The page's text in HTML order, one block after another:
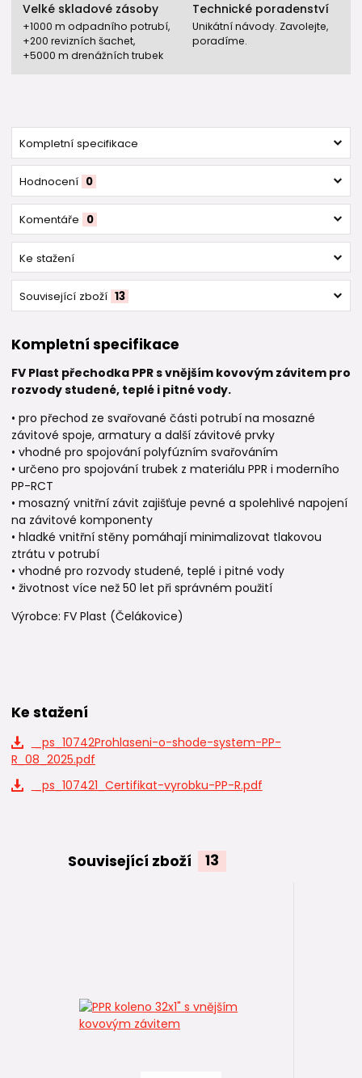
Velké skladové zásoby
+1000 m odpadního potrubí,
+200 revizních šachet,
+5000 m drenážních trubek
Technické poradenství
Unikátní návody. Zavolejte,
poradíme.
Kompletní specifikace
Hodnocení 0
Komentáře 0
Ke stažení
Související zboží 13
Kompletní specifikace
FV Plast přechodka PPR s vnějším kovovým závitem pro
rozvody studené, teplé i pitné vody.
• pro přechod ze svařované části potrubí na mosazné
závitové spoje, armatury a další závitové prvky
• vhodné pro spojování polyfúzním svařováním
• určeno pro spojování trubek z materiálu PPR i moderního
PP-RCT
• mosazný vnitřní závit zajišťuje pevné a spolehlivé napojení
na závitové komponenty
• hladké vnitřní stěny pomáhají minimalizovat tlakovou
ztrátu v potrubí
• vhodné pro rozvody studené, teplé i pitné vody
• životnost více než 50 let při správném použití
Výrobce: FV Plast (Čelákovice)
Ke stažení
_ps_10742Prohlaseni-o-shode-system-PP-
R_08_2025.pdf
_ps_107421_Certifikat-vyrobku-PP-R.pdf
Související zboží 13